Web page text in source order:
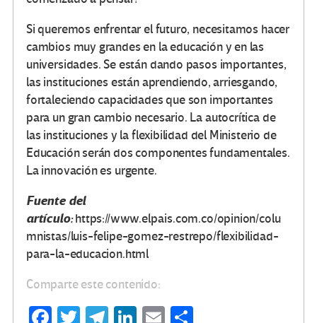
Si queremos enfrentar el futuro, necesitamos hacer
cambios muy grandes en la educación y en las
universidades. Se están dando pasos importantes,
las instituciones están aprendiendo, arriesgando,
fortaleciendo capacidades que son importantes
para un gran cambio necesario. La autocrítica de
las instituciones y la flexibilidad del Ministerio de
Educación serán dos componentes fundamentales.
La innovación es urgente.
Fuente del
artículo:https://www.elpais.com.co/opinion/colu
mnistas/luis-felipe-gomez-restrepo/flexibilidad-
para-la-educacion.html
Comparte este contenido: